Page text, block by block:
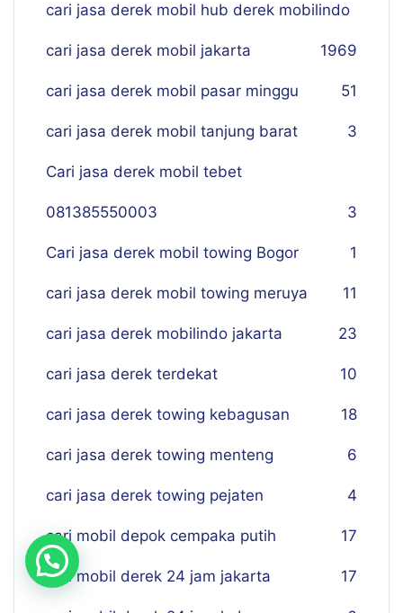
cari jasa derek mobil hub derek mobilindo
69
cari jasa derek mobil jakarta 19
cari jasa derek mobil pasar minggu 51
cari jasa derek mobil tanjung barat 3
Cari jasa derek mobil tebet
081385550003 3
Cari jasa derek mobil towing Bogor 1
cari jasa derek mobil towing meruya 11
cari jasa derek mobilindo jakarta 23
cari jasa derek terdekat 10
cari jasa derek towing kebagusan 18
cari jasa derek towing menteng 6
cari jasa derek towing pejaten 4
cari mobil depok cempaka putih 17
cari mobil derek 24 jam jakarta 17